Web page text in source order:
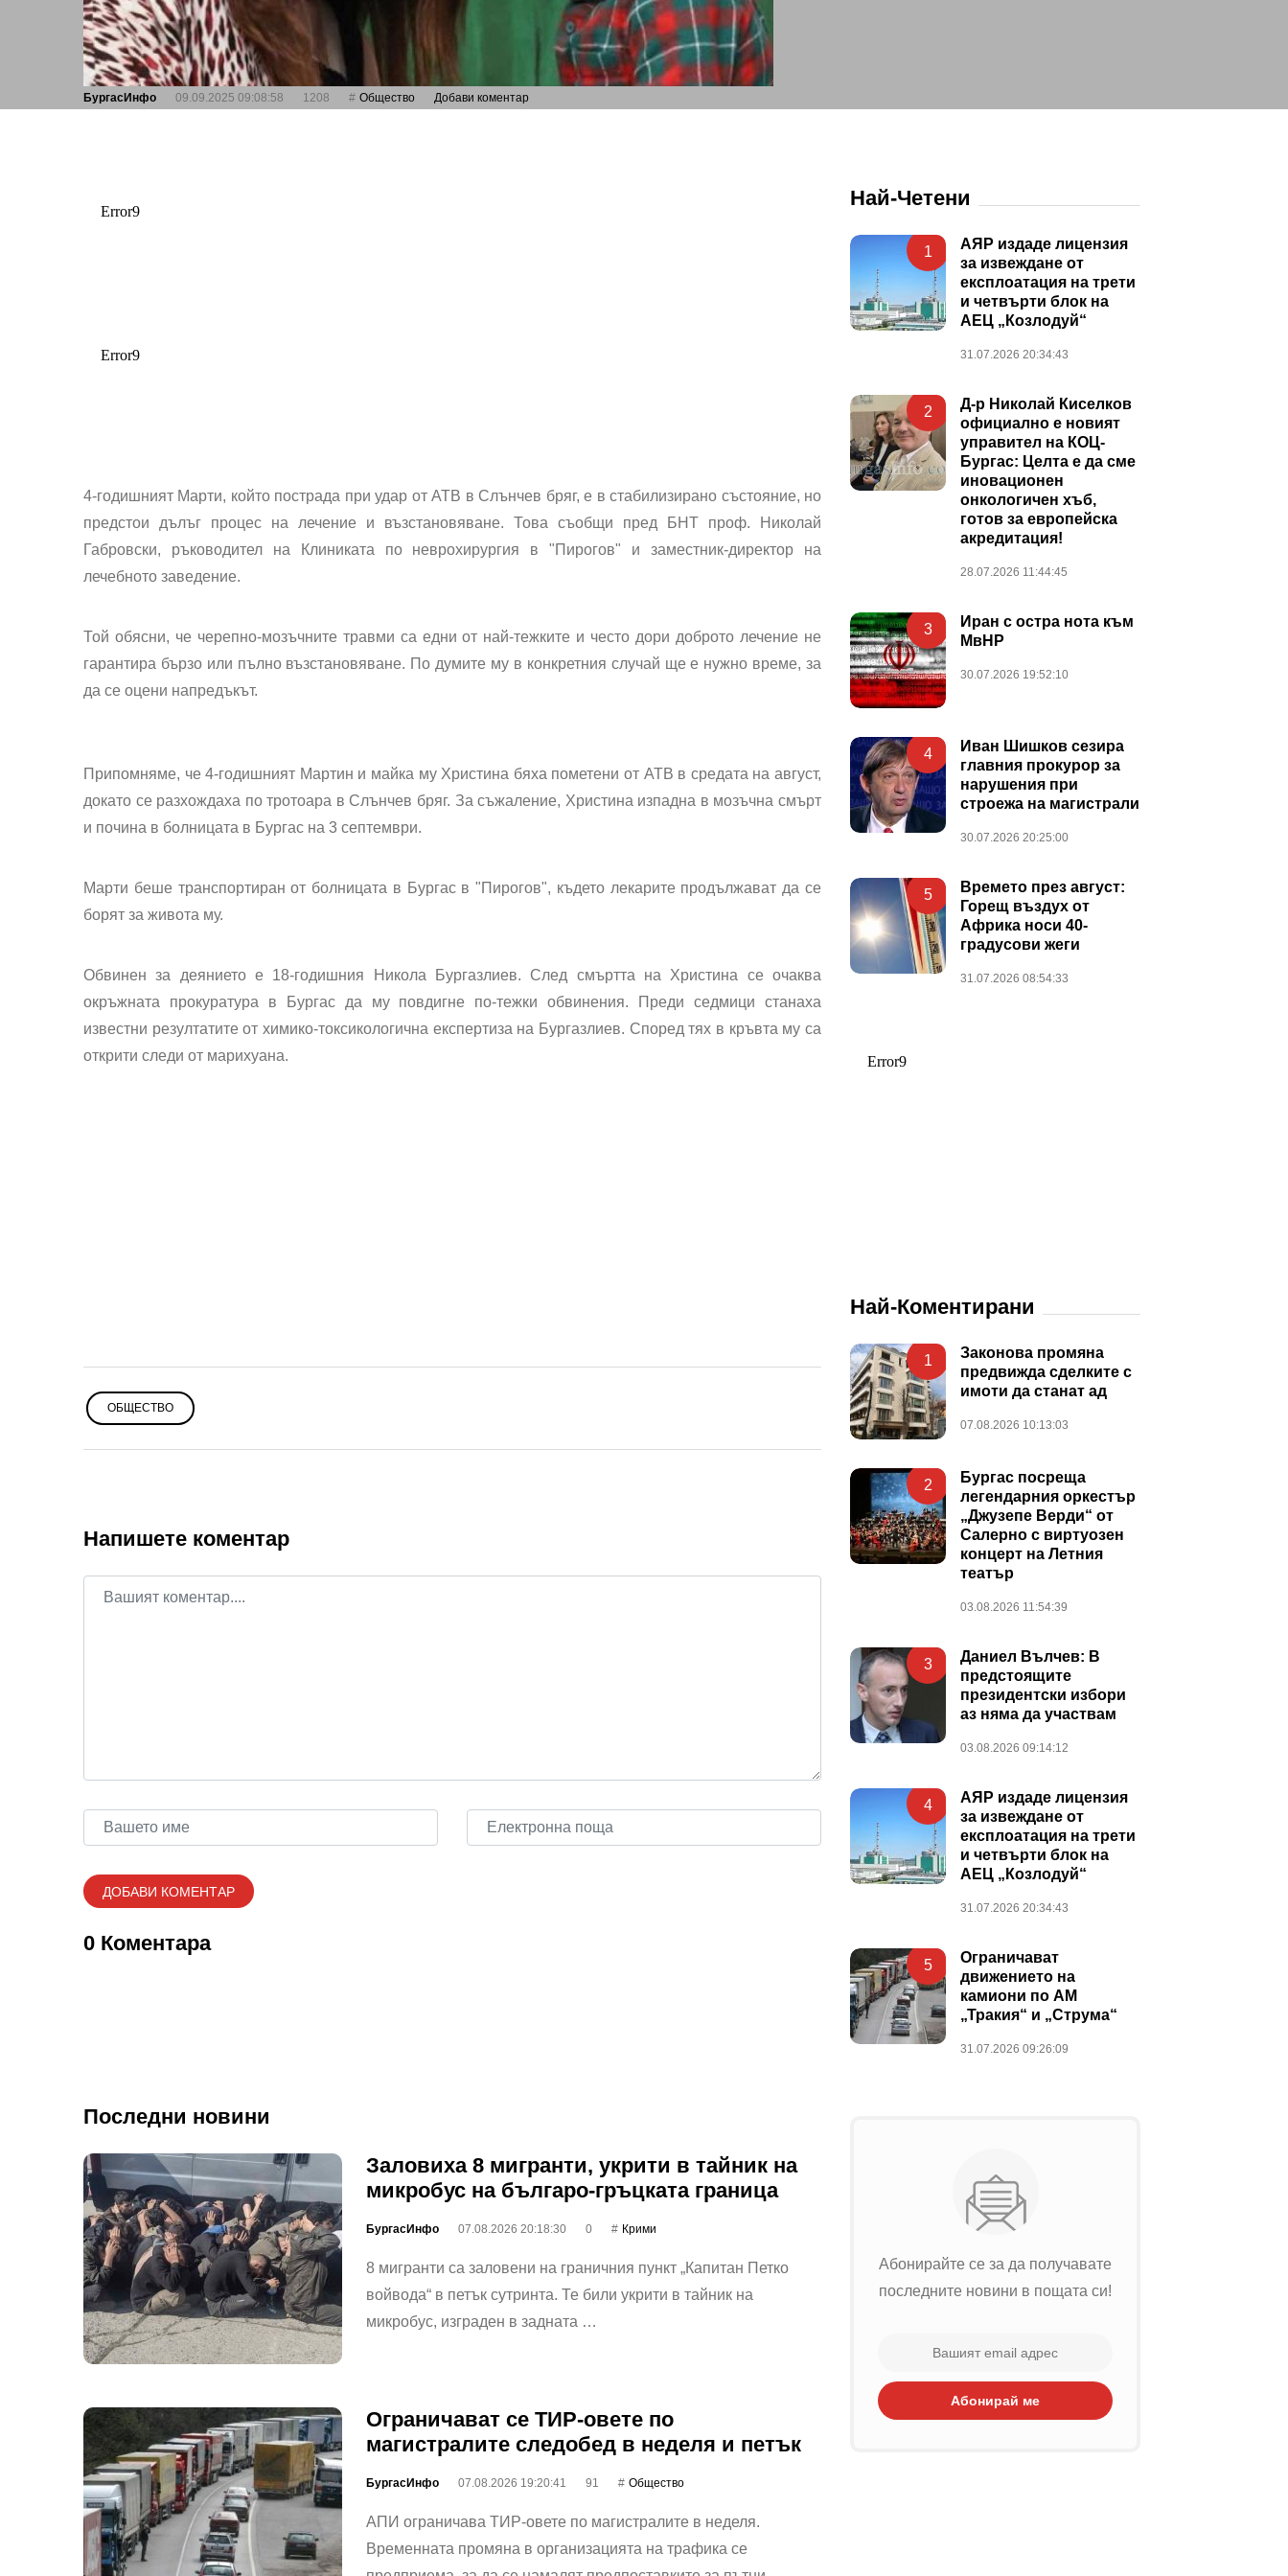
БургасИнфо 09.09.2025 09:08:58 1208 Общество Добави коментар
4-годишният Марти, който пострада при удар от АТВ в Слънчев бряг, е в стабилизирано състояние, но
предстои дълъг процес на лечение и възстановяване. Това съобщи пред БНТ проф. Николай
Габровски, ръководител на Клиниката по неврохирургия в "Пирогов" и заместник-директор на
лечебното заведение.
Той обясни, че черепно-мозъчните травми са едни от най-тежките и често дори доброто лечение не
гарантира бързо или пълно възстановяване. По думите му в конкретния случай ще е нужно време, за
да се оцени напредъкът.
Припомняме, че 4-годишният Мартин и майка му Христина бяха пометени от АТВ в средата на август,
докато се разхождаха по тротоара в Слънчев бряг. За съжаление, Христина изпадна в мозъчна смърт
и почина в болницата в Бургас на 3 септември.
Марти беше транспортиран от болницата в Бургас в "Пирогов", където лекарите продължават да се
борят за живота му.
Обвинен за деянието е 18-годишния Никола Бургазлиев. След смъртта на Христина се очаква
окръжната прокуратура в Бургас да му повдигне по-тежки обвинения. Преди седмици станаха
известни резултатите от химико-токсикологична експертиза на Бургазлиев. Според тях в кръвта му са
открити следи от марихуана.
ОБЩЕСТВО
Напишете коментар
0 Коментара
Последни новини
Заловиха 8 мигранти, укрити в тайник на
микробус на българо-гръцката граница
БургасИнфо 07.08.2026 20:18:30 0 Крими
8 мигранти са заловени на граничния пункт „Капитан Петко
войвода“ в петък сутринта. Те били укрити в тайник на
микробус, изграден в задната …
Ограничават се ТИР-овете по
магистралите следобед в неделя и петък
БургасИнфо 07.08.2026 19:20:41 91 Общество
АПИ ограничава ТИР-овете по магистралите в неделя.
Временната промяна в организацията на трафика се
Най-Четени
1
АЯР издаде лицензия
за извеждане от
експлоатация на трети
и четвърти блок на
АЕЦ „Козлодуй“
31.07.2026 20:34:43
2
Д-р Николай Киселков
официално е новият
управител на КОЦ-
Бургас: Целта е да сме
иновационен
онкологичен хъб,
готов за европейска
акредитация!
28.07.2026 11:44:45
3
Иран с остра нота към
МвНР
30.07.2026 19:52:10
4
Иван Шишков сезира
главния прокурор за
нарушения при
строежа на магистрали
30.07.2026 20:25:00
5
Времето през август:
Горещ въздух от
Африка носи 40-
градусови жеги
31.07.2026 08:54:33
Най-Коментирани
1
Законова промяна
предвижда сделките с
имоти да станат ад
07.08.2026 10:13:03
2
Бургас посреща
легендарния оркестър
„Джузепе Верди“ от
Салерно с виртуозен
концерт на Летния
театър
03.08.2026 11:54:39
3
Даниел Вълчев: В
предстоящите
президентски избори
аз няма да участвам
03.08.2026 09:14:12
4
АЯР издаде лицензия
за извеждане от
експлоатация на трети
и четвърти блок на
АЕЦ „Козлодуй“
31.07.2026 20:34:43
5
Ограничават
движението на
камиони по АМ
„Тракия“ и „Струма“
31.07.2026 09:26:09
Абонирайте се за да получавате
последните новини в пощата си!
Абонирай ме